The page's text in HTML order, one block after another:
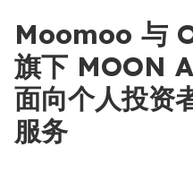
Moomoo 与
旗下 MOON
面向个人投资
服务